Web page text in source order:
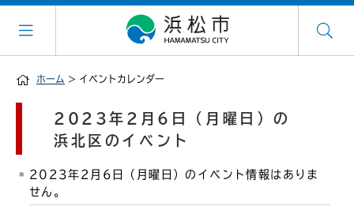
ホーム > イベントカレンダー
2023年2月6日（月曜日）の
浜北区のイベント
2023年2月6日（月曜日）のイベント情報はありま
せん。